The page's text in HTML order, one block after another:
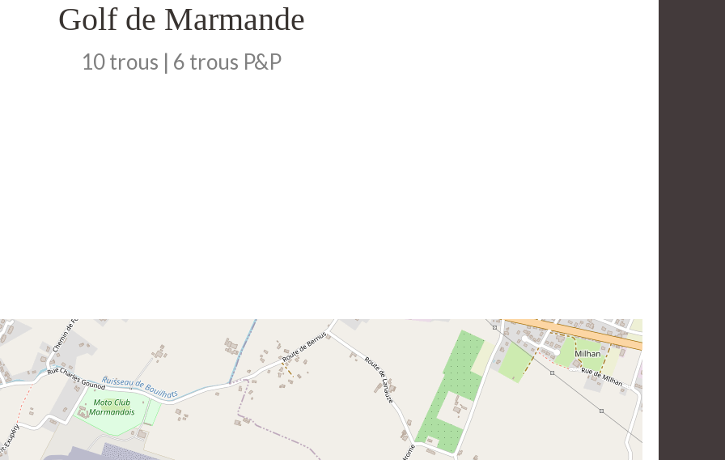
Golf de Marmande
10 trous | 6 trous P&P